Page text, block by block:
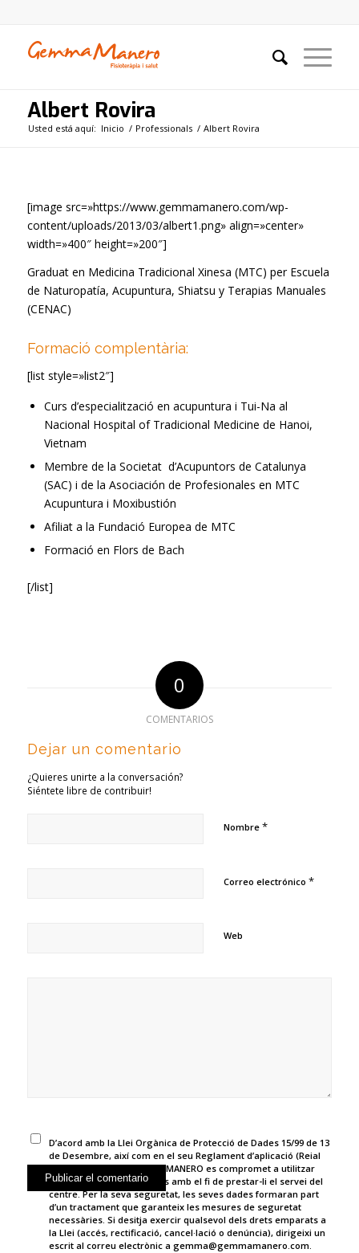
Albert Rovira
Usted está aquí: Inicio / Professionals / Albert Rovira
[image src=»https://www.gemmamanero.com/wp-
content/uploads/2013/03/albert1.png» align=»center»
width=»400″ height=»200″]
Graduat en Medicina Tradicional Xinesa (MTC) per Escuela
de Naturopatía, Acupuntura, Shiatsu y Terapias Manuales
(CENAC)
Formació complentària:
[list style=»list2″]
Curs d’especialització en acupuntura i Tui-Na al
Nacional Hospital of Tradicional Medicine de Hanoi,
Vietnam
Membre de la Societat d’Acupuntors de Catalunya
(SAC) i de la Asociación de Profesionales en MTC
Acupuntura i Moxibustión
Afiliat a la Fundació Europea de MTC
Formació en Flors de Bach
[/list]
0
COMENTARIOS
Dejar un comentario
¿Quieres unirte a la conversación?
Siéntete libre de contribuir!
Nombre *
Correo electrónico *
Web
D’acord amb la Llei Orgànica de Protecció de Dades 15/99 de 13
de Desembre, així com en el seu Reglament d’aplicació (Reial
Decret 1720/2007), GEMMA MANERO es compromet a utilitzar
únicament les seves dades amb el fi de prestar-li el servei del
centre. Per la seva seguretat, les seves dades formaran part
d’un tractament que garanteix les mesures de seguretat
necessàries. Si desitja exercir qualsevol dels drets emparats a
la Llei (accés, rectificació, cancel·lació o denúncia), dirigeixi un
escrit al correu electrònic a gemma@gemmamanero.com.